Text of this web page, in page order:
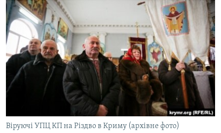
до
пошуку
ПОГЛЯД
ІНТЕРВ'Ю
ВСЕ ЗА ДЕНЬ
СПЕЦПРОЕКТИ
ДЕПОРТАЦІЯ
ВІДЕОУРОКИ «ELIFBE»
СВІДЧЕННЯ ОКУПАЦІЇ
УКРАЇНСЬКА ПРОБЛЕМА КРИМУ
ЯК ОБІЙТИ БЛОКУВАННЯ
Qırımtatar
Віруючі УПЦ КП на Різдво в Криму (архівне фото)